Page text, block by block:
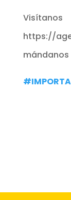
https://
mándanos